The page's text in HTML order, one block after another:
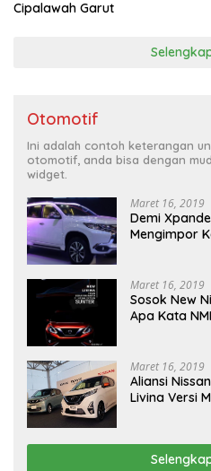
Cipalawah Garut
Otomotif
Ini adalah contoh keterangan
otomotif, anda bisa dengan
widget.
Maret 16, 2019
Demi
Mengimpor
Maret 16, 2019
Sosok New
Apa Kata
Maret 16, 2019
Aliansi
Livina Versi